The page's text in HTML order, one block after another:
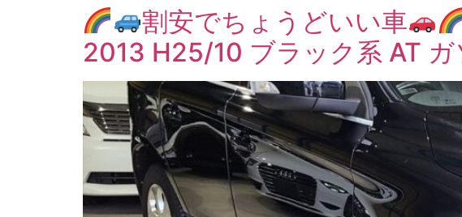
割安でちょうどいい車
2013 H25/10 ブラック系 AT